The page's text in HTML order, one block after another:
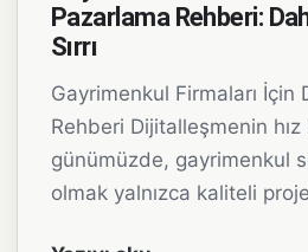
Pazarlama Rehberi:
Sırrı
Gayrimenkul Firmaları İçin
Rehberi Dijitalleşmenin hız
günümüzde, gayrimenkul
olmak yalnızca kaliteli